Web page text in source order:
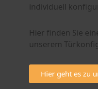
individuell
Hier finden Sie
unserem
Hier geht es zu